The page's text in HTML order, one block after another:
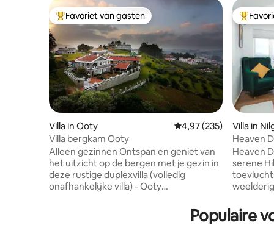
Topfavoriet van gasten
Favoriet van gasten
Villa in Ooty Gemiddelde
4,97 (235)
Villa bergkam Ooty
Alleen gezinnen Ontspan en geniet van
het uitzicht op de bergen met je gezin in
deze rustige duplexvilla (volledig
onafhankelijke villa) - Ooty
toeristische plaatsen binnen een straal
Villa in
Heaven
Heaven
serene
valleien
een
Populaire